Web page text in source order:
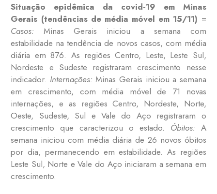
Situação epidêmica da covid-19 em Minas
Gerais (tendências de média móvel em 15/11) =
Casos: Minas Gerais iniciou a semana com
estabilidade na tendência de novos casos, com média
diária em 876. As regiões Centro, Leste, Leste Sul,
Nordeste e Sudeste registraram crescimento nesse
indicador. Internações: Minas Gerais iniciou a semana
em crescimento, com média móvel de 71 novas
internações, e as regiões Centro, Nordeste, Norte,
Oeste, Sudeste, Sul e Vale do Aço registraram o
crescimento que caracterizou o estado. Óbitos: A
semana iniciou com média diária de 26 novos óbitos
por dia, permanecendo em estabilidade. As regiões
Leste Sul, Norte e Vale do Aço iniciaram a semana em
crescimento.